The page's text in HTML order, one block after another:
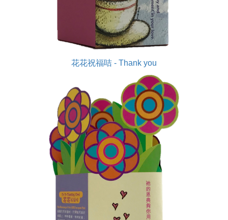
花花祝福咭 - Thank you